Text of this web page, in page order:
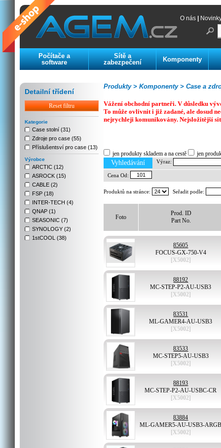
O nás
Počítače a
software
Sítě a
zabezpečení
Komponenty
Detailní třídení
Reset filtru
Kategorie
Case stolní (31)
Zdroje pro case (55)
Příslušentsví pro case (13)
Výrobce
ARCTIC (12)
ASROCK (15)
CABLE (2)
FSP (18)
INTER-TECH (4)
QNAP (1)
SEASONIC (7)
SYNOLOGY (2)
1stCOOL (38)
Case a
Komponenty >
Produkty >
Vážení obchodní partneři. V důsledku
To může ovlivnit i již zadané, ale dosud
nejrychleji komunikovány. Nejsložitější
jen produkty skladem a na cestě jen
Vyhledávání Výraz:
Cena Od:
Produktů na stránce: Seřadit podle:
Foto
Prod. ID
Part No.
85605
FOCUS-GX-750-V4
[X5002]
88192
MC-STEP-P2-AU-USB3
[X5002]
83531
ML-GAMER4-AU-USB3
[X5002]
83533
MC-STEP5-AU-USB3
[X5002]
88193
MC-STEP-P2-AU-USBC-CR
[X5002]
83884
ML-GAMER5-AU-USB3-
[X5002]